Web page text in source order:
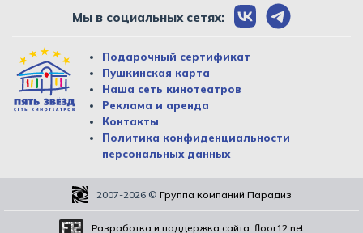
Мы в социальных сетях:
Подарочный сертификат
Пушкинская карта
Наша сеть кинотеатров
Реклама и аренда
Контакты
Политика конфиденциальности
персональных данных
2007-2026 © Группа компаний Парадиз
Разработка и поддержка сайта: floor12.net